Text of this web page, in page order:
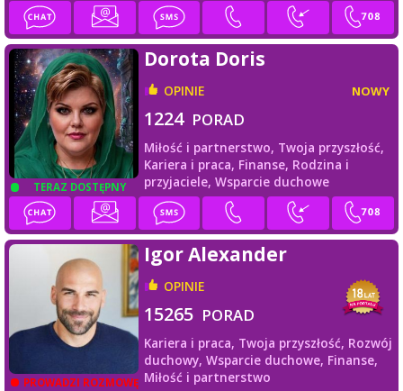
TERAZ DOSTĘPNY
Dorota Doris
OPINIE NOWY
1224 PORAD
Miłość i partnerstwo, Twoja przyszłość,
Kariera i praca, Finanse, Rodzina i
przyjaciele, Wsparcie duchowe
PROWADZI ROZMOWĘ
Igor Alexander
OPINIE
15265 PORAD
Kariera i praca, Twoja przyszłość, Rozwój
duchowy, Wsparcie duchowe, Finanse,
Miłość i partnerstwo